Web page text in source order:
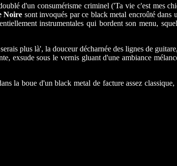
d'un consumérisme criminel ('Ta vie c'est mes
Noire sont invoqués par ce black metal encroûté dans
instrumentales qui bordent son menu,
plus là', la douceur décharnée des lignes de
exsude sous le vernis gluant d'une ambiance
la boue d'un black metal de facture assez